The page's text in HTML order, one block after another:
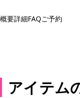
概要詳細FAQご予約
アイテム